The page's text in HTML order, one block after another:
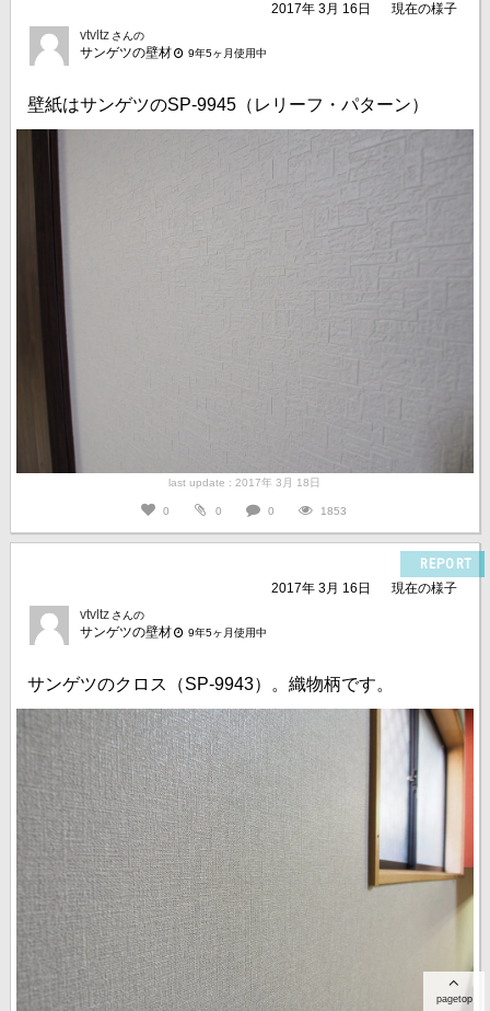
2017年 3月 16日
現在の様子
vtvltz さんの
サンゲツの壁材 9年5ヶ月使用中
壁紙はサンゲツのSP-9945（レリーフ・パターン）
last update : 2017年 3月 18日
0 0 0 1853
REPORT
2017年 3月 16日
現在の様子
vtvltz さんの
サンゲツの壁材 9年5ヶ月使用中
サンゲツのクロス（SP-9943）。織物柄です。
pagetop